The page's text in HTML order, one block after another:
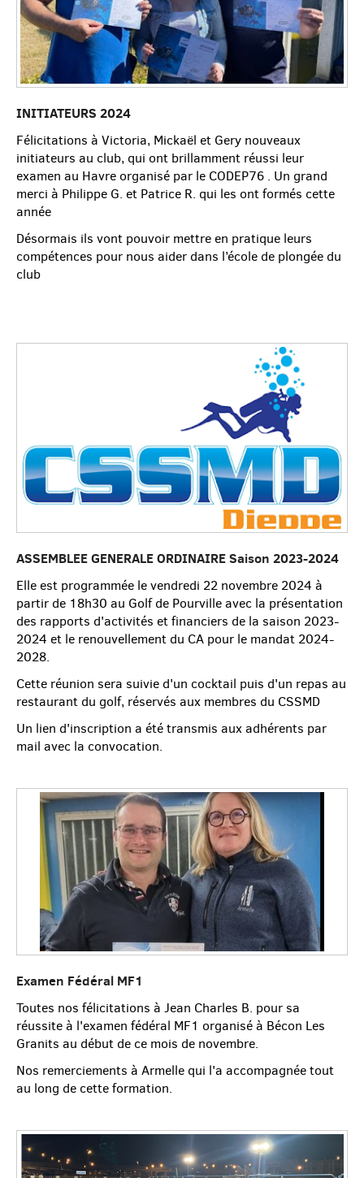
INITIATEURS 2024
Félicitations à Victoria, Mickaël et Gery nouveaux
initiateurs au club, qui ont brillamment réussi leur
examen au Havre organisé par le CODEP76 . Un grand
merci à Philippe G. et Patrice R. qui les ont formés cette
année
Désormais ils vont pouvoir mettre en pratique leurs
compétences pour nous aider dans l’école de plongée du
club
ASSEMBLEE GENERALE ORDINAIRE Saison 2023-2024
Elle est programmée le vendredi 22 novembre 2024 à
partir de 18h30 au Golf de Pourville avec la présentation
des rapports d'activités et financiers de la saison 2023-
2024 et le renouvellement du CA pour le mandat 2024-
2028.
Cette réunion sera suivie d'un cocktail puis d'un repas au
restaurant du golf, réservés aux membres du CSSMD
Un lien d'inscription a été transmis aux adhérents par
mail avec la convocation.
Examen Fédéral MF1
Toutes nos félicitations à Jean Charles B. pour sa
réussite à l'examen fédéral MF1 organisé à Bécon Les
Granits au début de ce mois de novembre.
Nos remerciements à Armelle qui l'a accompagnée tout
au long de cette formation.